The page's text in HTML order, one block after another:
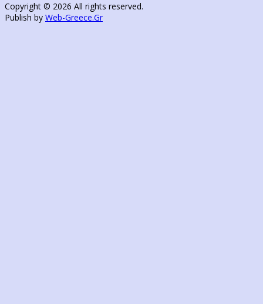
Copyright © 2026 All rights reserved.
Publish by Web-Greece.Gr